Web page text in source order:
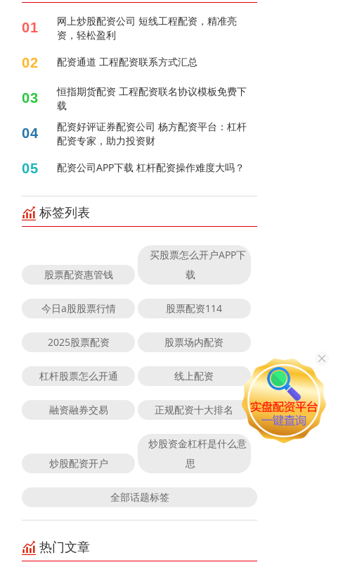
01
网上炒股配资公司 短线工程配资，精准亮
资，轻松盈利
02 配资通道 工程配资联系方式汇总
03
恒指期货配资 工程配资联名协议模板免费下
载
04
配资好评证券配资公司 杨方配资平台：杠杆
配资专家，助力投资财
05 配资公司APP下载 杠杆配资操作难度大吗？
标签列表
股票配资惠管钱
买股票怎么开户APP下
载
今日a股股票行情 股票配资114
2025股票配资 股票场内配资
杠杆股票怎么开通 线上配资
融资融券交易 正规配资十大排名
炒股配资开户
炒股资金杠杆是什么意
思
全部话题标签
热门文章